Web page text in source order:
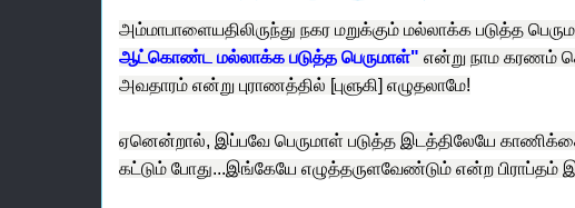
அம்மாபாளையதிலிருந்து நகர மறுக்கும் மல்லாக்க படுத்த
ஆட்கொண்ட மல்லாக்க படுத்த பெருமாள்" என்று நாம கரணம்
அவதாரம் என்று புராணத்தில் [புளுகி] எழுதலாமே!
ஏனென்றால், இப்பவே பெருமாள் படுத்த இடத்திலேயே
கட்டும் போது...இங்கேயே எழுத்தருளவேண்டும் என்ற